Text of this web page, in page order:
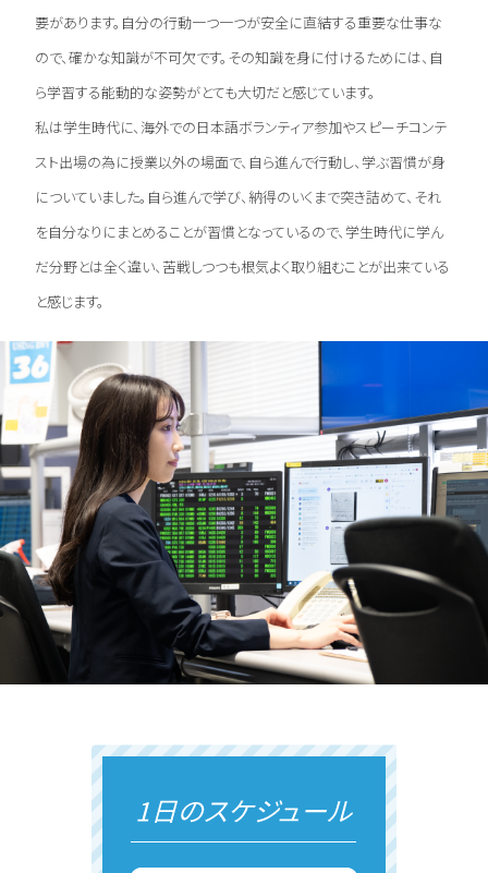
要があります。自分の行動一つ一つが安全に直結する重要な仕事な
ので、確かな知識が不可欠です。その知識を身に付けるためには、自
ら学習する能動的な姿勢がとても大切だと感じています。
私は学生時代に、海外での日本語ボランティア参加やスピーチコンテ
スト出場の為に授業以外の場面で、自ら進んで行動し、学ぶ習慣が身
についていました。自ら進んで学び、納得のいくまで突き詰めて、それ
を自分なりにまとめることが習慣となっているので、学生時代に学ん
だ分野とは全く違い、苦戦しつつも根気よく取り組むことが出来ている
と感じます。